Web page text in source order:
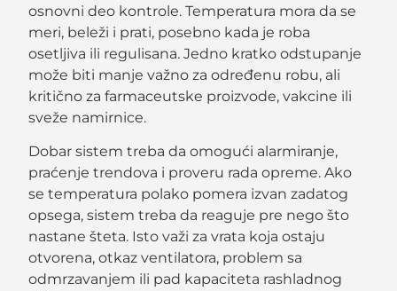
osnovni deo kontrole. Temperatura mora da se
meri, beleži i prati, posebno kada je roba
osetljiva ili regulisana. Jedno kratko odstupanje
može biti manje važno za određenu robu, ali
kritično za farmaceutske proizvode, vakcine ili
sveže namirnice.
Dobar sistem treba da omogući alarmiranje,
praćenje trendova i proveru rada opreme. Ako
se temperatura polako pomera izvan zadatog
opsega, sistem treba da reaguje pre nego što
nastane šteta. Isto važi za vrata koja ostaju
otvorena, otkaz ventilatora, problem sa
odmrzavanjem ili pad kapaciteta rashladnog